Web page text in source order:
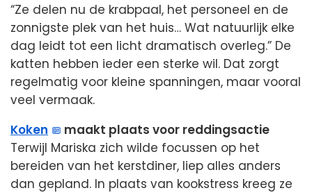
“Ze delen nu de krabpaal, het personeel en de
zonnigste plek van het huis… Wat natuurlijk elke
dag leidt tot een licht dramatisch overleg.” De
katten hebben ieder een sterke wil. Dat zorgt
regelmatig voor kleine spanningen, maar vooral
veel vermaak.
Koken
maakt plaats voor reddingsactie
Terwijl Mariska zich wilde focussen op het
bereiden van het kerstdiner, liep alles anders
dan gepland. In plaats van kookstress kreeg ze